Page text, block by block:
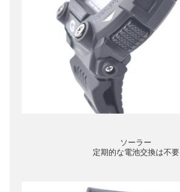
ソーラー
定期的な電池交換は不要